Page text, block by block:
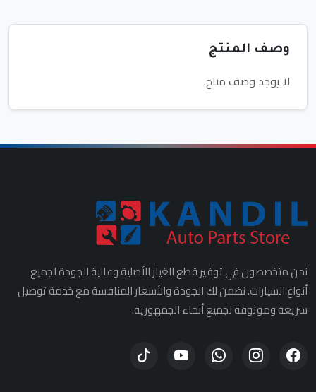
وصف المنتج
لا يوجد وصف متاح.
نحن متخصصون في توفير قطع الغيار الأصلية وعالية الجودة لجميع
أنواع السيارات. نضمن لك الجودة والأسعار المنافسة مع خدمة توصيل
سريعة وموثوقة لجميع أنحاء الجمهورية.